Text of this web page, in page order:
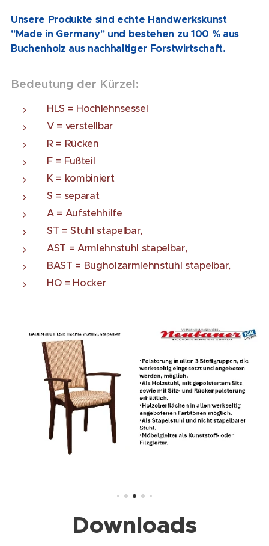
Unsere Produkte sind echte Handwerkskunst
"Made in Germany" und bestehen zu 100 % aus
Buchenholz aus nachhaltiger Forstwirtschaft.
Bedeutung der Kürzel:
HLS = Hochlehnsessel
V = verstellbar
R = Rücken
F = Fußteil
K = kombiniert
S = separat
A = Aufstehhilfe
ST = Stuhl stapelbar,
AST = Armlehnstuhl stapelbar,
BAST = Bugholzarmlehnstuhl stapelbar,
HO = Hocker
Downloads